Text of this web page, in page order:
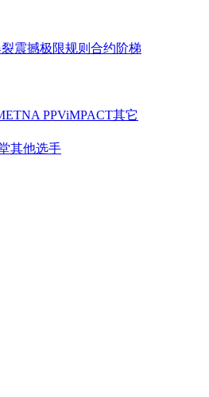
震撼极限规则 合约阶梯
TNA PPViMPACT其它
其他选手